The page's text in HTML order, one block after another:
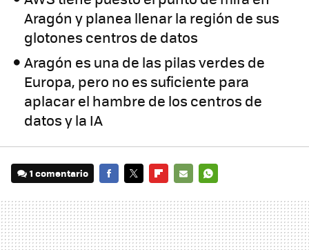
Aragón y planea llenar la región de sus
glotones centros de datos
Aragón es una de las pilas verdes de
Europa, pero no es suficiente para
aplacar el hambre de los centros de
datos y la IA
1 comentario
MAIL